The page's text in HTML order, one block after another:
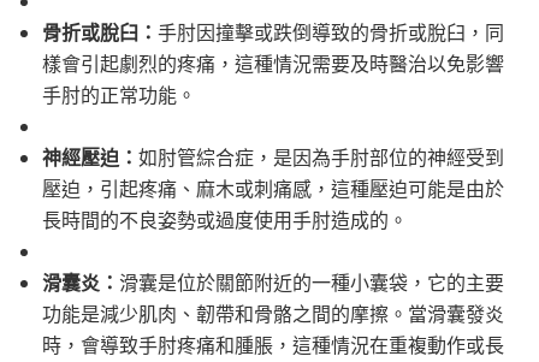
骨折或脫臼： 手肘因撞擊或跌倒導致的骨折或脫臼，同
樣會引起劇烈的疼痛，這種情況需要及時醫治以免影響
手肘的正常功能。
神經壓迫： 如肘管綜合症，是因為手肘部位的神經受到
壓迫，引起疼痛、麻木或刺痛感，這種壓迫可能是由於
長時間的不良姿勢或過度使用手肘造成的。
滑囊炎： 滑囊是位於關節附近的一種小囊袋，它的主要
功能是減少肌肉、韌帶和骨骼之間的摩擦。當滑囊發炎
時，會導致手肘疼痛和腫脹，這種情況在重複動作或長